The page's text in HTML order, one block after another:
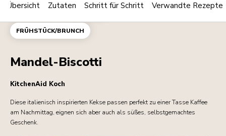
BACKWAREN DESSERTS
FRÜHSTÜCK/BRUNCH
Print
Share
Mandel-Biscotti
KitchenAid Koch
Diese italienisch inspirierten Kekse passen perfekt zu einer Tasse Kaffee
am Nachmittag, eignen sich aber auch als süßes, selbstgemachtes
Geschenk.
Übersicht Zutaten Schritt für Schritt Verwandte Rezepte